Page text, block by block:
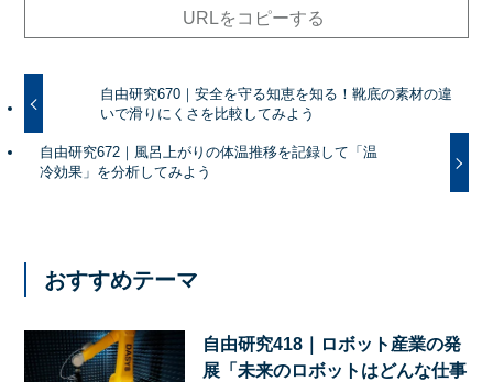
URLをコピーする
自由研究670｜安全を守る知恵を知る！靴底の素材の違
いで滑りにくさを比較してみよう
自由研究672｜風呂上がりの体温推移を記録して「温
冷効果」を分析してみよう
おすすめテーマ
自由研究418｜ロボット産業の発
展「未来のロボットはどんな仕事